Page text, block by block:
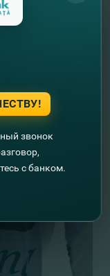
звонок
с банком.